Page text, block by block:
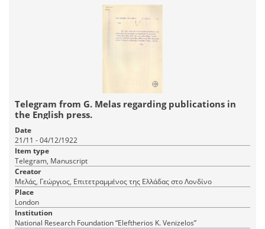
Telegram from G. Melas regarding publications in
the English press.
Date
21/11 - 04/12/1922
Item type
Telegram, Manuscript
Creator
Μελάς, Γεώργιος, Επιτετραμμένος της Ελλάδας στο Λονδίνο
Place
London
Institution
National Research Foundation “Eleftherios K. Venizelos”